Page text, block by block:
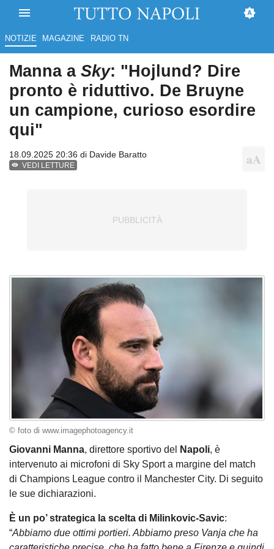
NOTIZIE MAGAZINE RADIO TN
Manna a Sky: "Hojlund? Dire
pronto è riduttivo. De Bruyne
un campione, curioso esordire
qui"
18.09.2025 20:36 di Davide Baratto
VEDI LETTURE
© foto di www.imagephotoagency.it
Giovanni Manna, direttore sportivo del Napoli, è
intervenuto ai microfoni di Sky Sport a margine del match
di Champions League contro il Manchester City. Di seguito
le sue dichiarazioni.
È un po’ strategica la scelta di Milinkovic-Savic:
“Abbiamo due ottimi portieri. Abbiamo preso Vanja che ha